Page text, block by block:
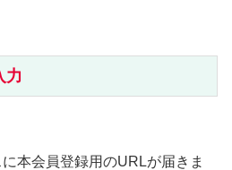
力
本会員登録用のURLが届きま